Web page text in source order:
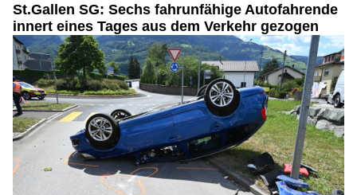
St.Gallen SG: Sechs fahrunfähige Autofahrende
innert eines Tages aus dem Verkehr gezogen